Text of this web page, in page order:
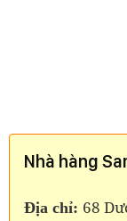
Nhà hàng
Địa chỉ: 68